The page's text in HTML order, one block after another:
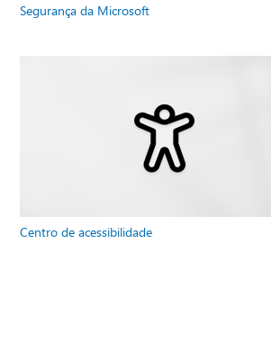
Segurança da Microsoft
Centro de acessibilidade